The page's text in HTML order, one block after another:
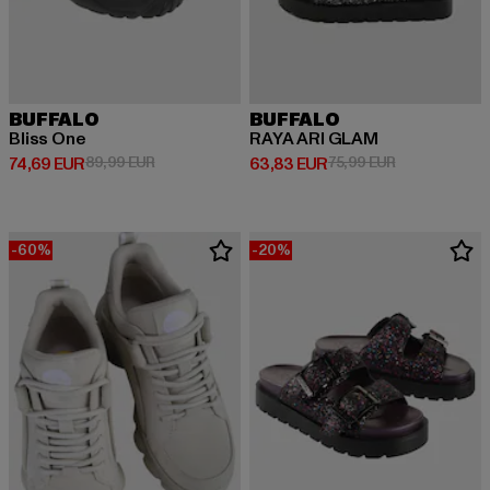
BUFFALO
Bliss One
74,69 EUR
Derzeitiger Preis: 74,69 EUR
89,99 EURAktionspreis: 89,99 EUR
BUFFALO
RAYA ARI GLAM
63,83 EUR
Derzeitiger Preis: 63,83 EUR
75,99 EURAktionspreis:
-60% -20%